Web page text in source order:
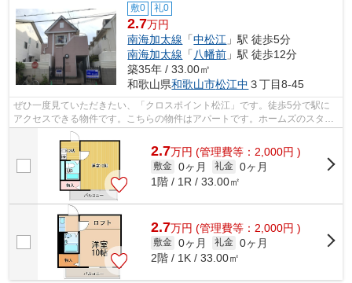
敷0 礼0
2.7万円
南海加太線 「中松江 」駅 徒歩5分
南海加太線 「 八幡前 」駅 徒歩12分
築35年 / 33.00㎡
和歌山県和歌山市松江中 ３丁目8-45
ぜひ一度見ていただきたい、「クロスポイント松江」です。徒歩5分で駅に
アクセスできる物件です。こちらの物件はアパートです。ホームズのスタッ
フが、真心込めて物件をご紹介いたしま...
2.7万円 (管理費等：2,000円 )
敷金 0ヶ月 礼金 0ヶ月
1階 / 1R / 33.00㎡
2.7万円 (管理費等：2,000円 )
敷金 0ヶ月 礼金 0ヶ月
2階 / 1K / 33.00㎡